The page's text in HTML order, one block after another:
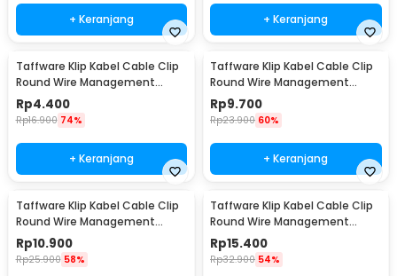
+ Keranjang + Keranjang
Taffware Klip Kabel Cable Clip
Round Wire Management
Electrical 100PCS 7mm - YQ801
Rp4.400
Rp16.900 74%
+ Keranjang
Taffware Klip Kabel Cable Clip
Round Wire Management
Electrical 100PCS 14mm - YQ801
Rp9.700
Rp23.900 60%
+ Keranjang
Taffware Klip Kabel Cable Clip
Round Wire Management
Electrical 100PCS 16mm - YQ801
Rp10.900
Rp25.900 58%
Taffware Klip Kabel Cable Clip
Round Wire Management
Electrical 100PCS 18mm - YQ801
Rp15.400
Rp32.900 54%